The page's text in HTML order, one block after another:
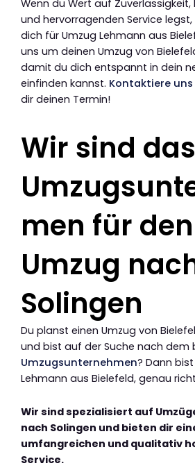
Wenn du Wert auf
und hervorragenden Service
dich für Umzug Lehmann aus
uns um deinen Umzug von
damit du dich entspannt in dein
einfinden kannst. Kontaktiere uns
dir deinen Termin!
Wir sind
men für den
Umzug
Solingen
Du planst einen Umzug von
und bist auf der Suche nach dem
Umzugsunternehmen? Dann
Lehmann aus Bielefeld, genau
Wir sind spezialisiert auf
nach Solingen und bieten dir
umfangreichen und qualitativ
Service.